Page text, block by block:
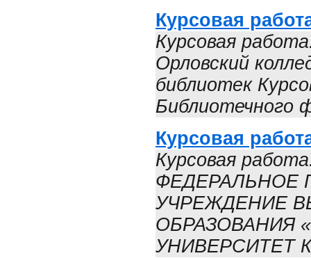
Курсовая
Курсовая
Орловский
библиотек
Библиотечного
Курсовая
Курсовая
ФЕДЕРАЛЬНОЕ
УЧРЕЖДЕНИЕ
ОБРАЗОВАНИЯ
УНИВЕРСИТЕТ